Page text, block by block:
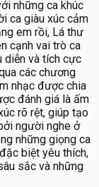
những ca khúc
ca giàu xúc cảm
em rồi, Lá thư
cạnh vai trò ca
diễn và tích cực
các chương
nhạc được chia
đánh giá là ấm
rõ rệt, giúp tạo
người nghe ở
những giọng ca
biệt yêu thích,
sắc và những